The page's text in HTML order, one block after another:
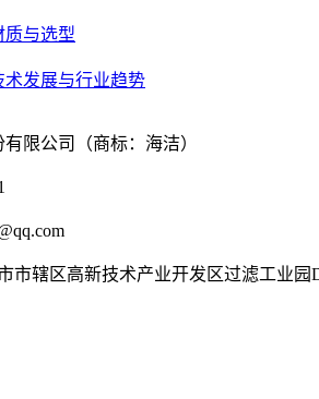
质与选型
术发展与行业趋势
限公司（商标：海洁）
市辖区高新技术产业开发区过滤工业园